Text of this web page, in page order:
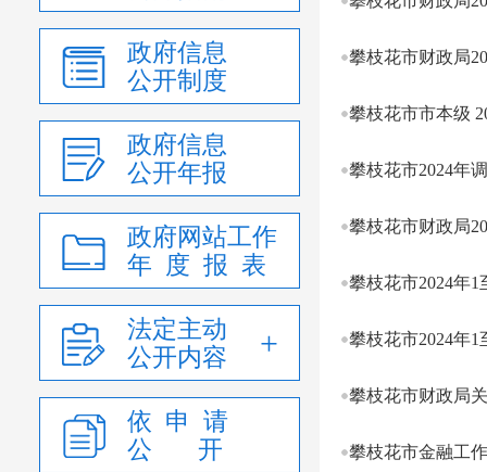
政府信息
公开制度
政府信息
公开年报
政府网站工作
年 度 报 表
法定主动
公开内容
依 申 请
公 开
攀枝花市财政局
攀枝花市市本级
攀枝花市2024年
攀枝花市财政局
攀枝花市2024年
攀枝花市2024年
攀枝花市财政局
攀枝花市金融工